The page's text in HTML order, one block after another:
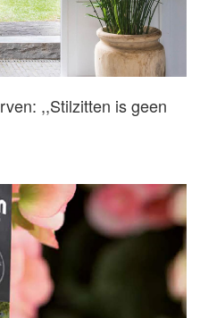
,,Stilzitten is geen